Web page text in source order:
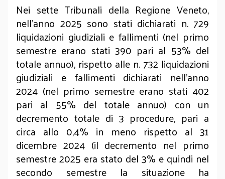
Nei sette Tribunali della Regione Veneto,
nell’anno 2025 sono stati dichiarati n. 729
liquidazioni giudiziali e fallimenti (nel primo
semestre erano stati 390 pari al 53% del
totale annuo), rispetto alle n. 732 liquidazioni
giudiziali e fallimenti dichiarati nell’anno
2024 (nel primo semestre erano stati 402
pari al 55% del totale annuo) con un
decremento totale di 3 procedure, pari a
circa allo 0,4% in meno rispetto al 31
dicembre 2024 (il decremento nel primo
semestre 2025 era stato del 3% e quindi nel
secondo semestre la situazione ha